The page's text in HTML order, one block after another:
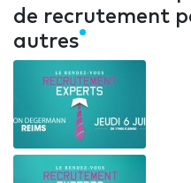
de recrutement
autres